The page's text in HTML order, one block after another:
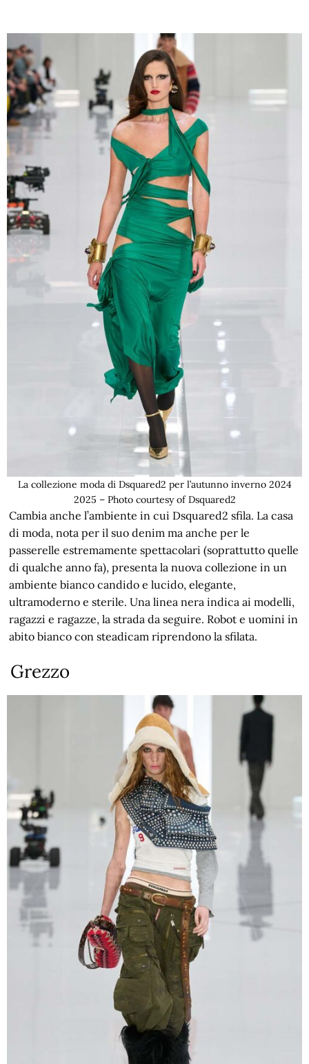
La collezione moda di Dsquared2 per l’autunno inverno 2024
2025 – Photo courtesy of Dsquared2
Cambia anche l’ambiente in cui Dsquared2 sfila. La casa
di moda, nota per il suo denim ma anche per le
passerelle estremamente spettacolari (soprattutto quelle
di qualche anno fa), presenta la nuova collezione in un
ambiente bianco candido e lucido, elegante,
ultramoderno e sterile. Una linea nera indica ai modelli,
ragazzi e ragazze, la strada da seguire. Robot e uomini in
abito bianco con steadicam riprendono la sfilata.
Grezzo